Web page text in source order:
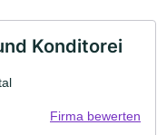
Konditorei
Firma bewerten